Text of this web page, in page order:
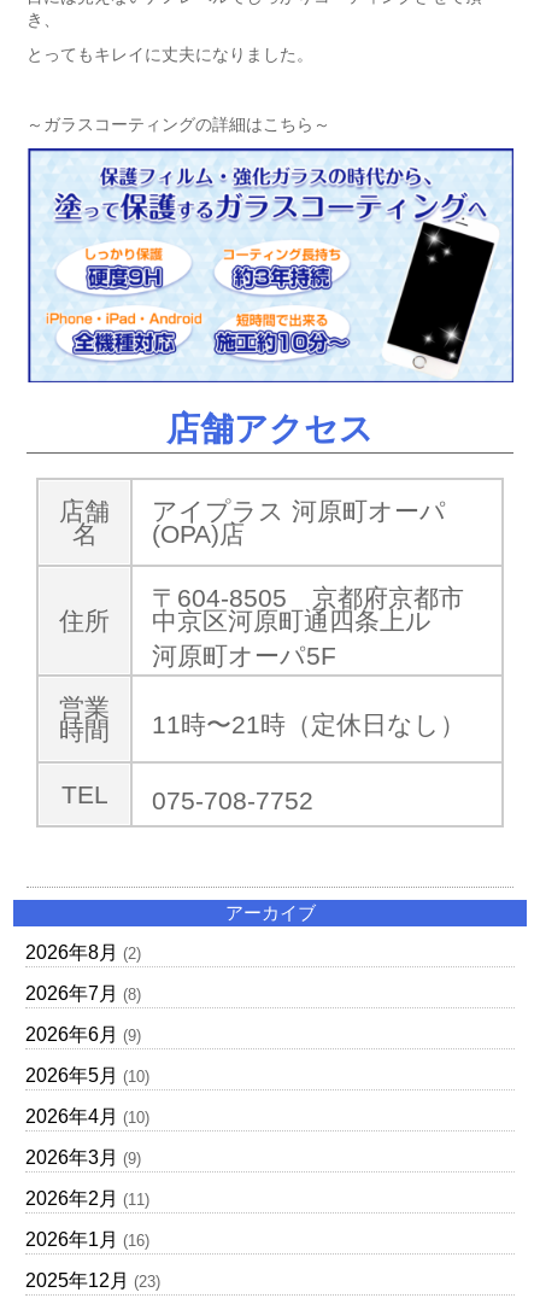
き、
とってもキレイに丈夫になりました。
～ガラスコーティングの詳細はこちら～
店舗アクセス
店舗
名
アイプラス 河原町オーパ
(OPA)店
住所
〒604-8505 京都府京都市
中京区河原町通四条上ル
河原町オーパ5F
営業
時間
11時〜21時（定休日なし）
TEL 075-708-7752
アーカイブ
2026年8月 (2)
2026年7月 (8)
2026年6月 (9)
2026年5月 (10)
2026年4月 (10)
2026年3月 (9)
2026年2月 (11)
2026年1月 (16)
2025年12月 (23)